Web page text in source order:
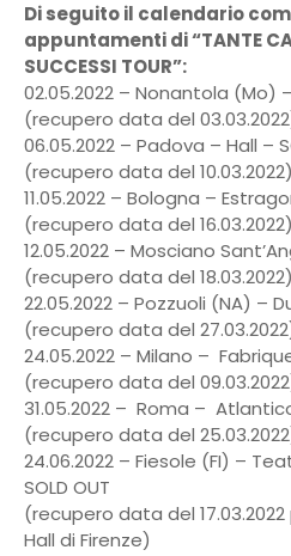
Di seguito il calendario
appuntamenti di “TANTE
SUCCESSI TOUR”:
02.05.2022 – Nonantola (Mo)
(recupero data del
06.05.2022 – Padova – Hall –
(recupero data del 10.03.2022)
11.05.2022 – Bologna –
(recupero data del 16.03.2022)
12.05.2022 – Mosciano
(recupero data del 18.03.2022)
22.05.2022 – Pozzuoli (NA) –
(recupero data del
24.05.2022 – Milano –
(recupero data del
31.05.2022 – Roma –
(recupero data del
24.06.2022 – Fiesole (FI) –
SOLD OUT
(recupero data del
Hall di Firenze)